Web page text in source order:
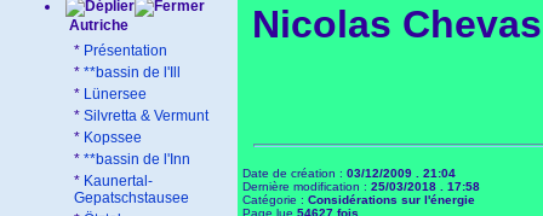
Autriche
* Présentation
* **bassin de l'Ill
* Lünersee
* Silvretta & Vermunt
* Kopssee
* **bassin de l'Inn
* Kaunertal-
Gepatschstausee
Nicolas
Date de création : 03/12/2009 . 21:04
Dernière modification : 25/03/2018 . 17:58
Catégorie : Considérations sur l'énergie
Page lue 54627 fois